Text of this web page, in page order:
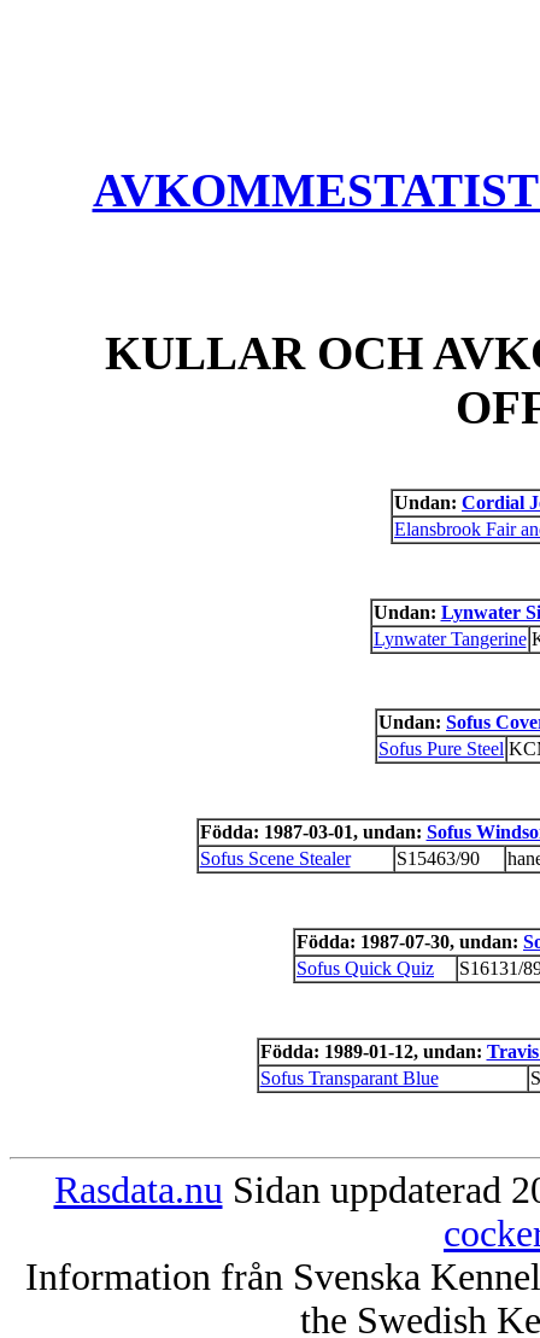
KULLAR OCH
Undan: Cordial
Elansbrook Fair
Undan: Lynwater
Lynwater Tangerine
Undan: Sofus
Sofus Pure Steel
Födda: 1987-03-01, undan: Sofus
Sofus Scene Stealer
S15463/90
Födda: 1987-07-30, undan:
Sofus Quick Quiz
S16131/
Födda: 1989-01-12, undan:
Sofus Transparant Blue
Rasdata.nu Sidan uppdaterad
Information från Svenska
the Swedish